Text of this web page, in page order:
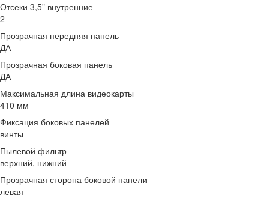
Отсеки 3,5" внутренние
2
Прозрачная передняя панель
ДА
Прозрачная боковая панель
ДА
Максимальная длина видеокарты
410 мм
Фиксация боковых панелей
винты
Пылевой фильтр
верхний, нижний
Прозрачная сторона боковой панели
левая